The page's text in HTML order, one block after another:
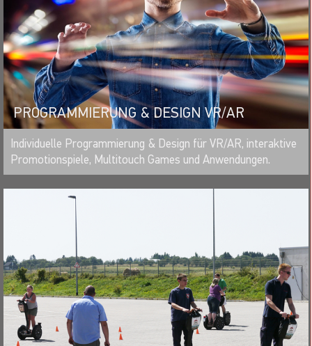
PROGRAMMIERUNG & DESIGN VR/AR
MERKEN
Individuelle Programmierung & Design für VR/AR, interaktive
Promotionspiele, Multitouch Games und Anwendungen.